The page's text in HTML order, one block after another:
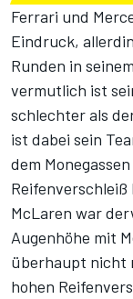
Ferrari und
Eindruck,
Runden in
vermutlich ist
schlechter als
ist dabei sein
dem
Reifenverschleiß
McLaren war
Augenhöhe mit
überhaupt nicht
hohen